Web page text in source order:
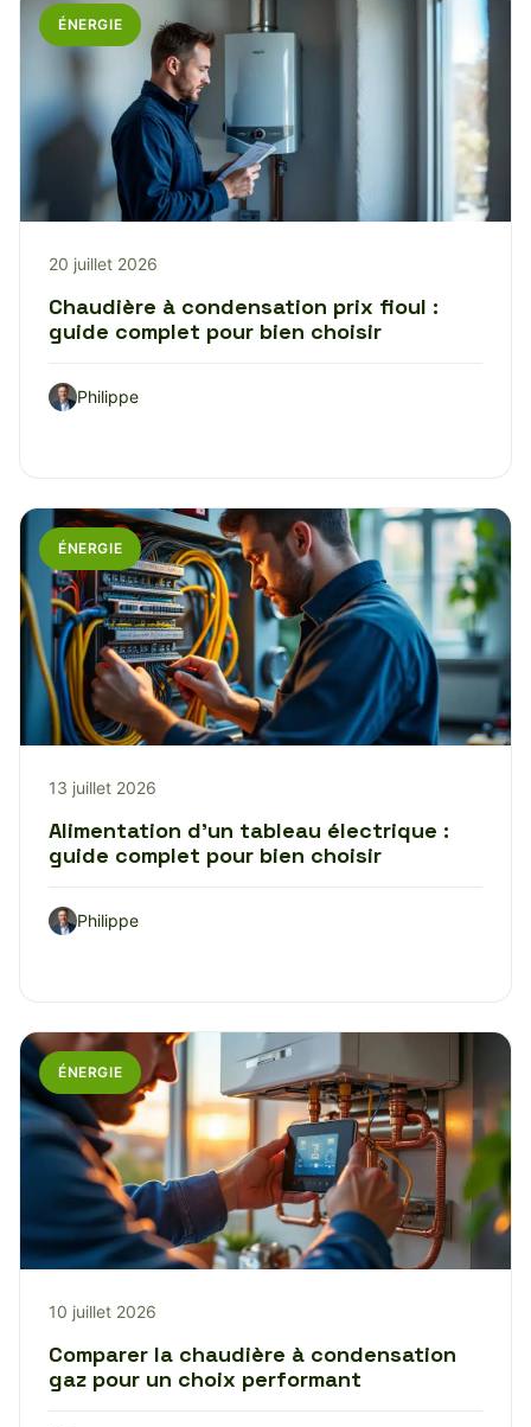
ÉNERGIE
20 juillet 2026
Chaudière à condensation prix fioul :
guide complet pour bien choisir
Philippe
ÉNERGIE
13 juillet 2026
Alimentation d’un tableau électrique :
guide complet pour bien choisir
Philippe
ÉNERGIE
10 juillet 2026
Comparer la chaudière à condensation
gaz pour un choix performant